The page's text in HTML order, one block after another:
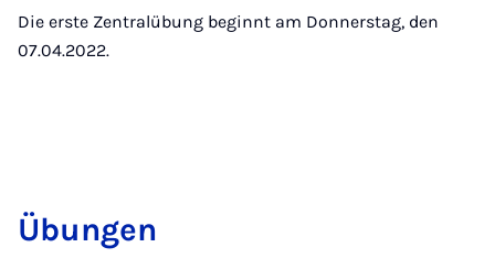
Die erste Zentralübung beginnt am Donnerstag, den
07.04.2022.
Übun­gen